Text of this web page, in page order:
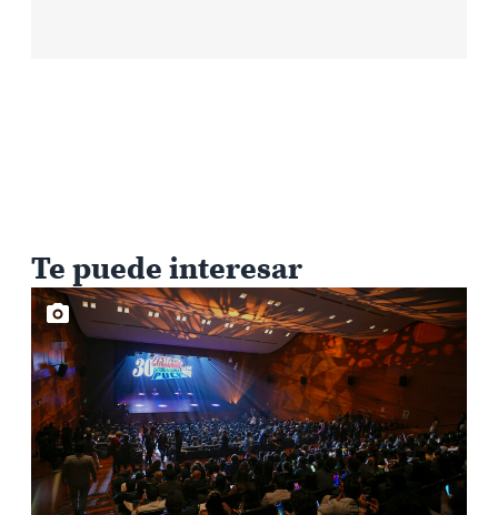
Te puede interesar